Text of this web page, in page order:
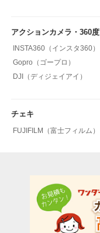
アクションカメラ・360度
INSTA360（インスタ360）
Gopro（ゴープロ）
DJI（ディジェイアイ）
チェキ
FUJIFILM（富士フィルム）